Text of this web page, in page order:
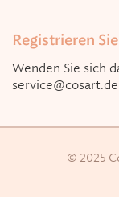
Registrieren
Wenden Sie sich
service@cosart.de
© 2025